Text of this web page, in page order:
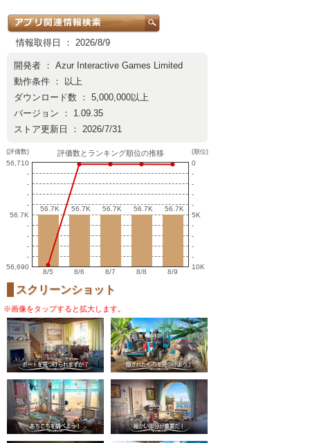
情報取得日 ： 2026/8/9
開発者 ： Azur Interactive Games Limited
動作条件 ： 以上
ダウンロード数 ： 5,000,000以上
バージョン ： 1.09.35
ストア更新日 ： 2026/7/31
(評価数)
56,710
-
-
-
-
56.7K
-
-
-
-
56,690
評価数とランキング順位の推移
56.7K
56.7K 56.7K
56.7K 56.7K
56.7K 56.7K
56.7K 56.7K
56.7K
8/5 8/6 8/7 8/8 8/9
(順位)
0
-
-
-
-
5K
-
-
-
-
10K
スクリーンショット
※画像をタップすると拡大します。